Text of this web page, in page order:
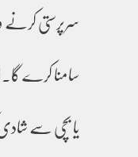
سرپرستی کرنے
سامنا کرے
یا بچی سے